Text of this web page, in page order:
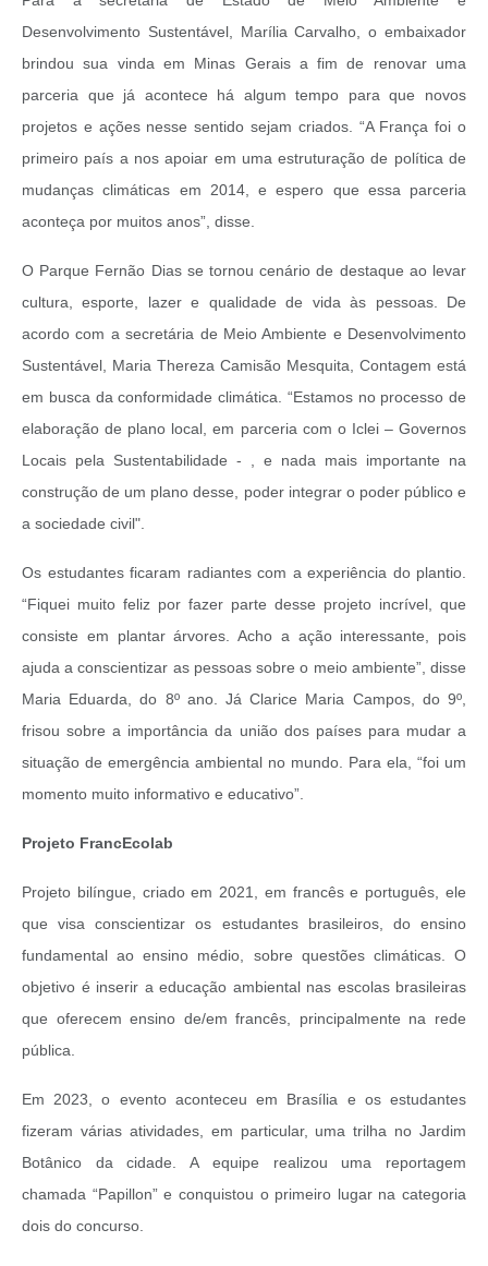
Desenvolvimento Sustentável, Marília Carvalho, o embaixador
brindou sua vinda em Minas Gerais a fim de renovar uma
parceria que já acontece há algum tempo para que novos
projetos e ações nesse sentido sejam criados. “A França foi o
primeiro país a nos apoiar em uma estruturação de política de
mudanças climáticas em 2014, e espero que essa parceria
aconteça por muitos anos”, disse.
O Parque Fernão Dias se tornou cenário de destaque ao levar
cultura, esporte, lazer e qualidade de vida às pessoas. De
acordo com a secretária de Meio Ambiente e Desenvolvimento
Sustentável, Maria Thereza Camisão Mesquita, Contagem está
em busca da conformidade climática. “Estamos no processo de
elaboração de plano local, em parceria com o Iclei – Governos
Locais pela Sustentabilidade - , e nada mais importante na
construção de um plano desse, poder integrar o poder público e
a sociedade civil".
Os estudantes ficaram radiantes com a experiência do plantio.
“Fiquei muito feliz por fazer parte desse projeto incrível, que
consiste em plantar árvores. Acho a ação interessante, pois
ajuda a conscientizar as pessoas sobre o meio ambiente”, disse
Maria Eduarda, do 8º ano. Já Clarice Maria Campos, do 9º,
frisou sobre a importância da união dos países para mudar a
situação de emergência ambiental no mundo. Para ela, “foi um
momento muito informativo e educativo”.
Projeto FrancEcolab
Projeto bilíngue, criado em 2021, em francês e português, ele
que visa conscientizar os estudantes brasileiros, do ensino
fundamental ao ensino médio, sobre questões climáticas. O
objetivo é inserir a educação ambiental nas escolas brasileiras
que oferecem ensino de/em francês, principalmente na rede
pública.
Em 2023, o evento aconteceu em Brasília e os estudantes
fizeram várias atividades, em particular, uma trilha no Jardim
Botânico da cidade. A equipe realizou uma reportagem
chamada “Papillon” e conquistou o primeiro lugar na categoria
dois do concurso.